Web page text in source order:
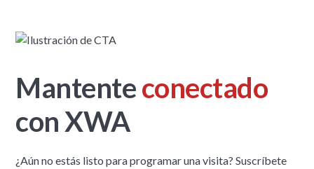
Mantenteconectado
con XWA
¿Aún no estás listo para programar una visita? Suscríbete